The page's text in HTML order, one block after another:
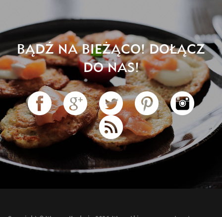
BĄDŹ NA BIEŻĄCO! DOŁĄCZ
DO NAS!